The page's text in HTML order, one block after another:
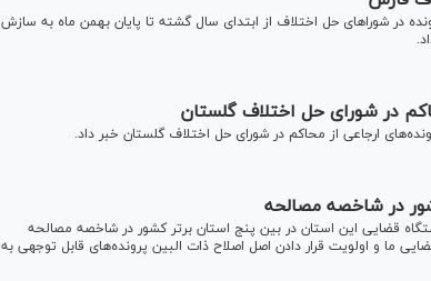
استان فارس با بیان اینکه بیش از ۵۹ هزار پرونده در شورا‌های حل اختلاف از ابتدای سال گشته تا پایان بهمن ماه به سازش
در شاخصه مصالحه
قضایی این استان در بین پنج استان برتر کشور در شاخصه مصالحه
ما و اولویت قرار دادن اصل اصلاح ذات البین پرونده‌های قابل توجهی به